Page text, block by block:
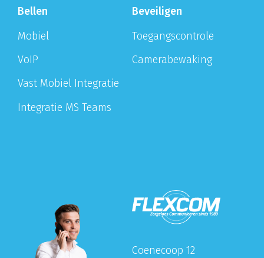
Bellen
Mobiel
VoIP
Vast Mobiel Integratie
Integratie MS Teams
Beveiligen
Toegangscontrole
Camerabewaking
Coenecoop 12